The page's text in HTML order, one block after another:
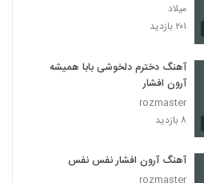
میلاد
۲۰۱ بازدید
آهنگ دخترم دلخوشی بابا همیشه
آرون افشار
rozmaster
۸ بازدید
آهنگ آرون افشار نفس نفس